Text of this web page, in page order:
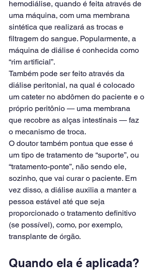
hemodiálise, quando é feita através de
uma máquina, com uma membrana
sintética que realizará as trocas e
filtragem do sangue. Popularmente, a
máquina de diálise é conhecida como
“rim artificial”.
Também pode ser feito através da
diálise peritonial, na qual é colocado
um cateter no abdômen do paciente e o
próprio peritônio — uma membrana
que recobre as alças intestinais — faz
o mecanismo de troca.
O doutor também pontua que esse é
um tipo de tratamento de “suporte”, ou
“tratamento-ponte”, não sendo ele,
sozinho, que vai curar o paciente. Em
vez disso, a diálise auxilia a manter a
pessoa estável até que seja
proporcionado o tratamento definitivo
(se possível), como, por exemplo,
transplante de órgão.
Quando ela é aplicada?